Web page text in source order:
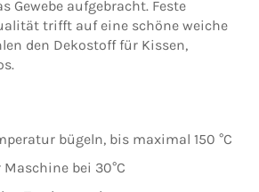
Gewebe aufgebracht. Feste
trifft auf eine schöne weiche
den Dekostoff für Kissen,
bügeln, bis maximal 150 °C
bei 30°C